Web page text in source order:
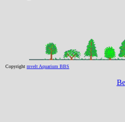
Copyright mvelt Aquarium BBS